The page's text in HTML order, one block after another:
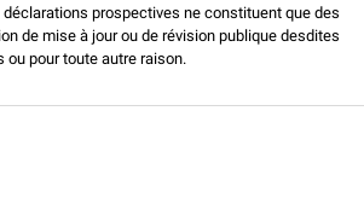
prospectives ne constituent que des
de mise à jour ou de révision publique desdites
pour toute autre raison.